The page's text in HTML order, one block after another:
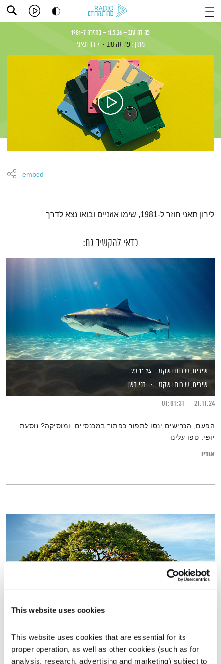
This website uses cookies
This website uses cookies that are essential for its
proper operation, as well as other cookies (such as for
analysis, research, advertising and marketing) subject to
פה זה טוב – 11.5.26 – בחזרה ל-1981
מתוך: פה זה טוב לירון תאני
embed
תמצית הפודקאסט
לירון תאני חוזר ל-1981, שימו אוזניים ובואו נצא לדרך
כדאי להקשיב גם:
שירים, שורות ושקט – 23.11.24
שירים, שורות ושקט
בני בשן
21.11.24
01:01:31
הפעם, הכרישים ינסו לתפור כפתור במכנסיים. ומוסיקה? נוסעת.
יופי. טפו עלינו
אודיו
קבלו תיקון
שמואל שאולושי אביבי
06.11.13
00:58:18